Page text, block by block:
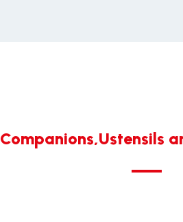
Companions,Ustensils